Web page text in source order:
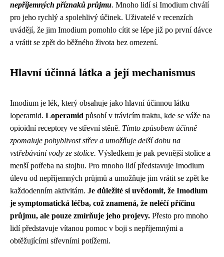
nepříjemných příznaků průjmu. Mnoho lidí si Imodium chválí
pro jeho rychlý a spolehlivý účinek. Uživatelé v recenzích
uvádějí, že jim Imodium pomohlo cítit se lépe již po první dávce
a vrátit se zpět do běžného života bez omezení.
Hlavní účinná látka a její mechanismus
Imodium je lék, který obsahuje jako hlavní účinnou látku
loperamid. Loperamid působí v trávicím traktu, kde se váže na
opioidní receptory ve střevní stěně. Tímto způsobem účinně
zpomaluje pohyblivost střev a umožňuje delší dobu na
vstřebávání vody ze stolice. Výsledkem je pak pevnější stolice a
menší potřeba na stojbu. Pro mnoho lidí představuje Imodium
úlevu od nepříjemných průjmů a umožňuje jim vrátit se zpět ke
každodenním aktivitám. Je důležité si uvědomit, že Imodium
je symptomatická léčba, což znamená, že neléčí příčinu
průjmu, ale pouze zmírňuje jeho projevy. Přesto pro mnoho
lidí představuje vítanou pomoc v boji s nepříjemnými a
obtěžujícími střevními potížemi.